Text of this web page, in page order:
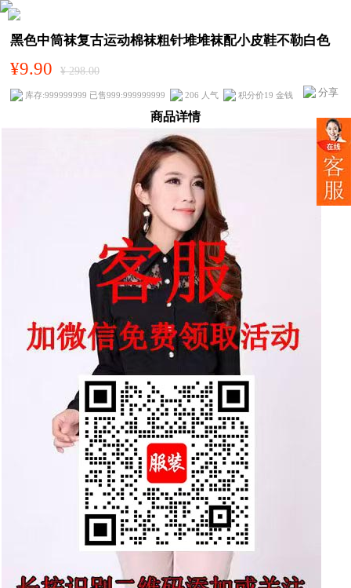
黑色中筒袜复古运动棉袜粗针堆堆袜配小皮鞋不勒白色
分享
¥9.90 ¥ 298.00
库存:999999999 已售999:999999999 206 人气 积分价19 金钱
商品详情